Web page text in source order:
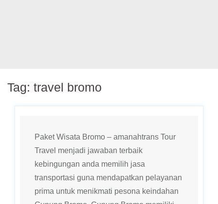
Tag: travel bromo
Paket Wisata Bromo – amanahtrans Tour
Travel menjadi jawaban terbaik
kebingungan anda memilih jasa
transportasi guna mendapatkan pelayanan
prima untuk menikmati pesona keindahan